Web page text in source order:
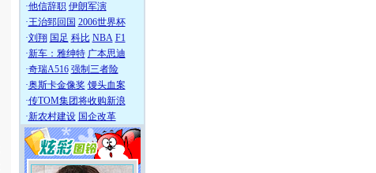
·他信辞职 伊朗军演
·王治郅回国 2006世界杯
·刘翔 国足 科比 NBA F1
·新车：雅绅特 广本思迪
·奇瑞A516 强制三者险
·奥斯卡金像奖 馒头血案
·传TOM集团将收购新浪
·新农村建设 国企改革